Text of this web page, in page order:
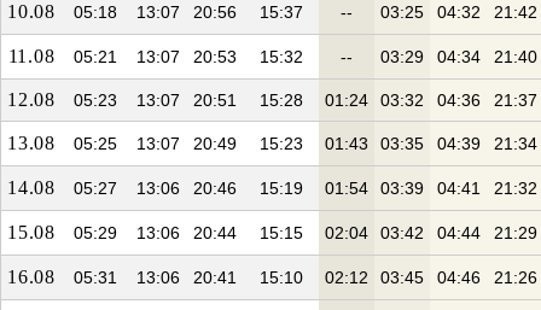
10.08 05:18 13:07 20:56 15:37 -- 03:25 04:32 21:42
11.08 05:21 13:07 20:53 15:32 -- 03:29 04:34 21:40
12.08 05:23 13:07 20:51 15:28 01:24 03:32 04:36 21:37
13.08 05:25 13:07 20:49 15:23 01:43 03:35 04:39 21:34
14.08 05:27 13:06 20:46 15:19 01:54 03:39 04:41 21:32
15.08 05:29 13:06 20:44 15:15 02:04 03:42 04:44 21:29
16.08 05:31 13:06 20:41 15:10 02:12 03:45 04:46 21:26